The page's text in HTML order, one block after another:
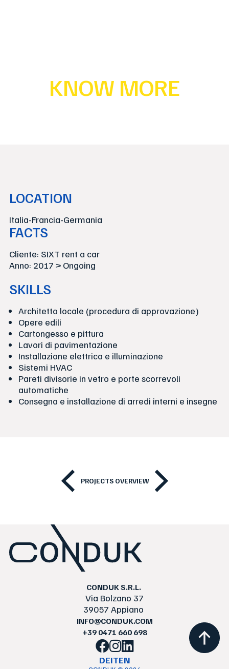
KNOW MORE
LOCATION
Italia-Francia-Germania
FACTS
Cliente: SIXT rent a car
Anno: 2017 > Ongoing
SKILLS
Architetto locale (procedura di approvazione)
Opere edili
Cartongesso e pittura
Lavori di pavimentazione
Installazione elettrica e illuminazione
Sistemi HVAC
Pareti divisorie in vetro e porte scorrevoli
automatiche
Consegna e installazione di arredi interni e insegne
PROJECTS OVERVIEW
CONDUK S.R.L.
Via Bolzano 37
39057 Appiano
INFO@CONDUK.COM
+39 0471 660 698
DEITEN